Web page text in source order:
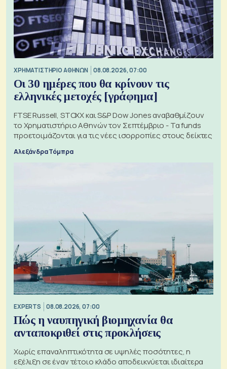
XΡΗΜΑΤΙΣΤΗΡΙΟ ΑΘΗΝΩΝ 08.08.2026, 07:00
Οι 30 ημέρες που θα κρίνουν τις
ελληνικές μετοχές [γράφημα]
FTSE Russell, STOXX και S&P Dow Jones αναβαθμίζουν
το Χρηματιστήριο Αθηνών τον Σεπτέμβριο - Τα funds
προετοιμάζονται για τις νέες ισορροπίες στους δείκτες
Αλεξάνδρα Τόμπρα
EXPERTS 08.08.2026, 07:00
Πώς η ναυπηγική βιομηχανία θα
ανταποκριθεί στις προκλήσεις
Χωρίς επαναληπτικότητα σε υψηλές ποσότητες, η
εξέλιξη σε έναν τέτοιο κλάδο αποδεικνύεται ιδιαίτερα